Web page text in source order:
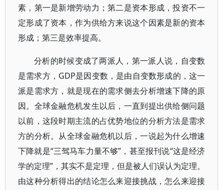
素，第一是新增劳动力；第二是资本形成，投资不一
定形成了资本，作为供给方来说这个因素是新的资本
形成；第三是效率提高。
分析的时候变成了两派人，第一派人说，自变数
是需求方，GDP是因变数，是由自变数形成的，这一
派是需求方，就是现在的需求侧去分析增速下降的原
因。全球金融危机发生以后，一直到提出供给侧问题
以前，这段时期主流的占优势地位的分析方法是需求
方的分析。从全球金融危机以后，一说起为什么增速
下降就是“三驾马车力量不够”，甚至报刊说“这是经济
学的定理”，其实不是定理，但是被人们误认为定理。
由这种分析得出的结论怎么来迎接挑战，怎么来迎接